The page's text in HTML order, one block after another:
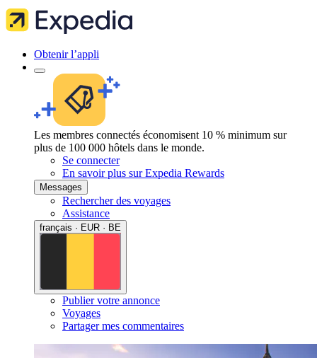
Obtenir l’appli
Les membres connectés économisent 10 % minimum sur
plus de 100 000 hôtels dans le monde.
Se connecter
En savoir plus sur Expedia Rewards
Messages
Rechercher des voyages
Assistance
français · EUR · BE
Publier votre annonce
Voyages
Partager mes commentaires